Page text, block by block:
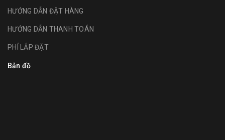
HƯỚNG DẪN ĐẶT HÀNG
HƯỚNG DẪN THANH TOÁN
PHÍ LẮP ĐẶT
Bản đồ